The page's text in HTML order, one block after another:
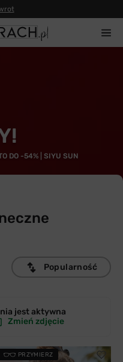
DO -54% | SIYU SUN
Popularność
jestaktywna
Zmień zdjęcie
PRZYMIERZ